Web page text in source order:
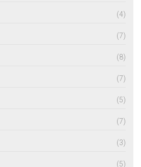
(4)
(7)
(8)
(7)
(5)
(7)
(3)
(5)